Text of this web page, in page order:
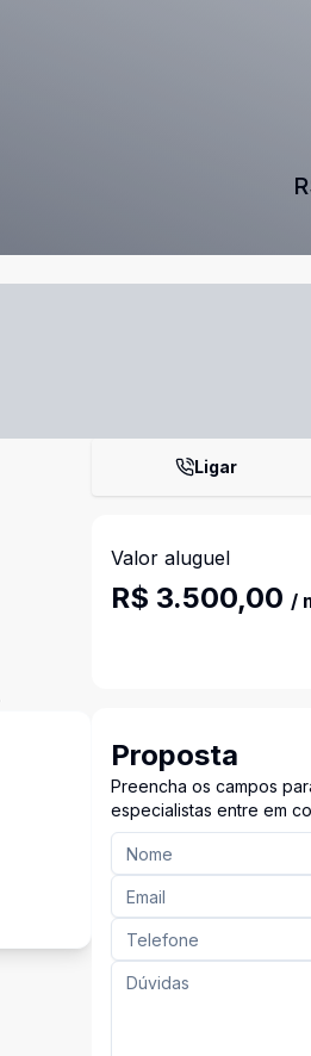
Ligar
Valor aluguel
R$ 3.500,00 /
Proposta
Preencha os campos
especialistas entre em